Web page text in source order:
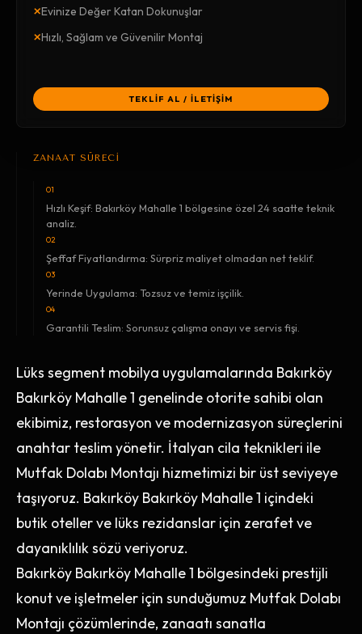
×Evinize Değer Katan Dokunuşlar
×Hızlı, Sağlam ve Güvenilir Montaj
TEKLİF AL / İLETİŞİM
ZANAAT SÜRECİ
01
Hızlı Keşif: Bakırköy Mahalle 1 bölgesine özel 24 saatte teknik
analiz.
02
Şeffaf Fiyatlandırma: Sürpriz maliyet olmadan net teklif.
03
Yerinde Uygulama: Tozsuz ve temiz işçilik.
04
Garantili Teslim: Sorunsuz çalışma onayı ve servis fişi.
Lüks segment mobilya uygulamalarında Bakırköy
Bakırköy Mahalle 1 genelinde otorite sahibi olan
ekibimiz, restorasyon ve modernizasyon süreçlerini
anahtar teslim yönetir. İtalyan cila teknikleri ile
Mutfak Dolabı Montajı hizmetimizi bir üst seviyeye
taşıyoruz. Bakırköy Bakırköy Mahalle 1 içindeki
butik oteller ve lüks rezidanslar için zerafet ve
dayanıklılık sözü veriyoruz.
Bakırköy Bakırköy Mahalle 1 bölgesindeki prestijli
konut ve işletmeler için sunduğumuz Mutfak Dolabı
Montajı çözümlerinde, zanaatı sanatla